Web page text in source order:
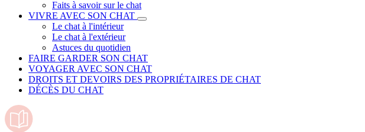
Faits à savoir sur le chat
VIVRE AVEC SON CHAT
Le chat à l'intérieur
Le chat à l'extérieur
Astuces du quotidien
FAIRE GARDER SON CHAT
VOYAGER AVEC SON CHAT
DROITS ET DEVOIRS DES PROPRIÉTAIRES DE CHAT
DÉCÈS DU CHAT